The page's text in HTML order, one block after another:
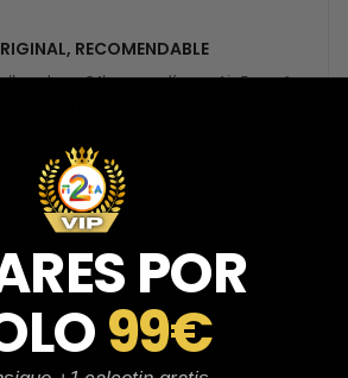
RECOMENDABLE
llegado en 24h, me pedí unas Air Force 1
genial. Al principio no me fiaba mucho ya
esta tienda, muchas gracias.
Rodríguez
miedo de la página…
de la página por si era una estafa, pero
POR
99€